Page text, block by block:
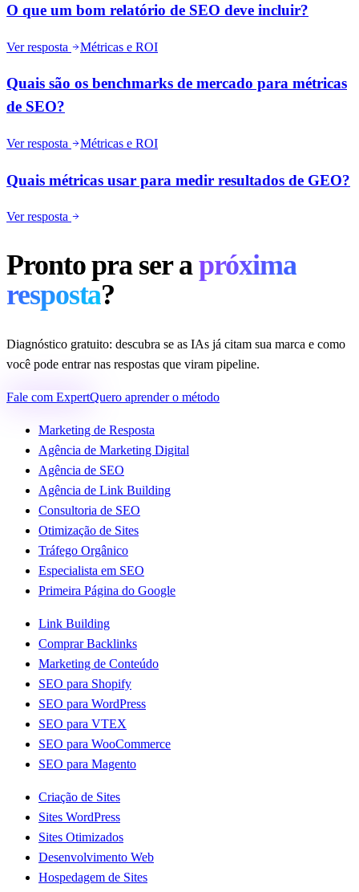
O que um bom relatório de SEO deve incluir?
Ver resposta Métricas e ROI
Quais são os benchmarks de mercado para métricas
de SEO?
Ver resposta Métricas e ROI
Quais métricas usar para medir resultados de GEO?
Ver resposta
Pronto pra ser a próxima
resposta?
Diagnóstico gratuito: descubra se as IAs já citam sua marca e como
você pode entrar nas respostas que viram pipeline.
Fale com ExpertQuero aprender o método
Marketing de Resposta
Agência de Marketing Digital
Agência de SEO
Agência de Link Building
Consultoria de SEO
Otimização de Sites
Tráfego Orgânico
Especialista em SEO
Primeira Página do Google
Link Building
Comprar Backlinks
Marketing de Conteúdo
SEO para Shopify
SEO para WordPress
SEO para VTEX
SEO para WooCommerce
SEO para Magento
Criação de Sites
Sites WordPress
Sites Otimizados
Desenvolvimento Web
Hospedagem de Sites